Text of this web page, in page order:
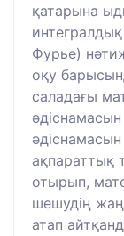
қатарына
Фурье)
оқу
саладағы
ақпараттық
отырып,
шешудің
атап